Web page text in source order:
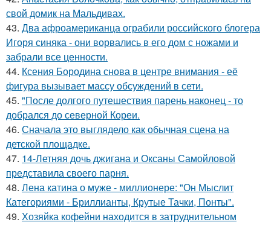
свой домик на Мальдивах.
43. Два афроамериканца ограбили российского блогера
Игоря синяка - они ворвались в его дом с ножами и
забрали все ценности.
44. Ксения Бородина снова в центре внимания - её
фигура вызывает массу обсуждений в сети.
45. "После долгого путешествия парень наконец - то
добрался до северной Кореи.
46. Сначала это выглядело как обычная сцена на
детской площадке.
47. 14-Летняя дочь джигана и Оксаны Самойловой
представила своего парня.
48. Лена катина о муже - миллионере: "Он Мыслит
Категориями - Бриллианты, Крутые Тачки, Понты".
49. Хозяйка кофейни находится в затруднительном